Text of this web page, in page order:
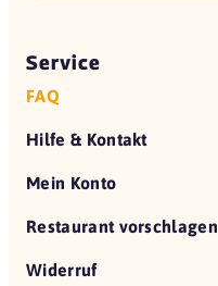
Service
FAQ
Hilfe & Kontakt
Mein Konto
Restaurant vorschlagen
Widerruf